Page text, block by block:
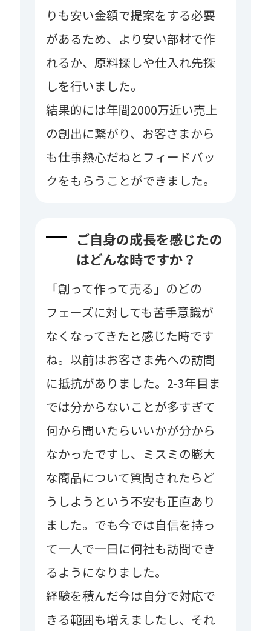
りも安い金額で提案をする必要
があるため、より安い部材で作
れるか、原料探しや仕入れ先探
しを行いました。
結果的には年間2000万近い売上
の創出に繋がり、お客さまから
も仕事熱心だねとフィードバッ
クをもらうことができました。
ご自身の成長を感じたの
はどんな時ですか？
「創って作って売る」のどの
フェーズに対しても苦手意識が
なくなってきたと感じた時です
ね。以前はお客さま先への訪問
に抵抗がありました。2-3年目ま
では分からないことが多すぎて
何から聞いたらいいかが分から
なかったですし、ミスミの膨大
な商品について質問されたらど
うしようという不安も正直あり
ました。でも今では自信を持っ
て一人で一日に何社も訪問でき
るようになりました。
経験を積んだ今は自分で対応で
きる範囲も増えましたし、それ